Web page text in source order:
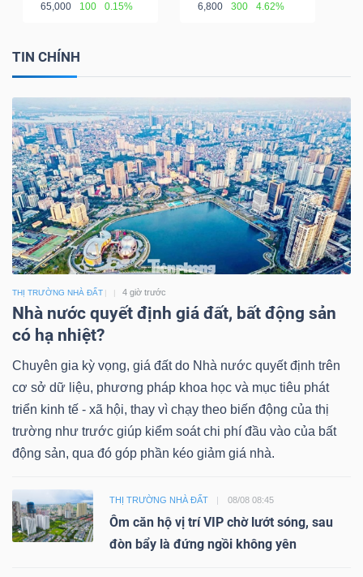
65,000 100 0.15% 6,800 300 4.62%
TIN CHÍNH
THỊ TRƯỜNG NHÀ ĐẤT 4 giờ trước
Nhà nước quyết định giá đất, bất động sản
có hạ nhiệt?
Chuyên gia kỳ vọng, giá đất do Nhà nước quyết định trên
cơ sở dữ liệu, phương pháp khoa học và mục tiêu phát
triển kinh tế - xã hội, thay vì chạy theo biến động của thị
trường như trước giúp kiểm soát chi phí đầu vào của bất
động sản, qua đó góp phần kéo giảm giá nhà.
THỊ TRƯỜNG NHÀ ĐẤT 08/08 08:45
Ôm căn hộ vị trí VIP chờ lướt sóng, sau
đòn bẩy là đứng ngồi không yên